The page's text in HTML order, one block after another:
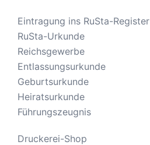
Eintragung ins RuSta-Register
RuSta-Urkunde
Reichsgewerbe
Entlassungsurkunde
Geburtsurkunde
Heiratsurkunde
Führungszeugnis
Druckerei-Shop